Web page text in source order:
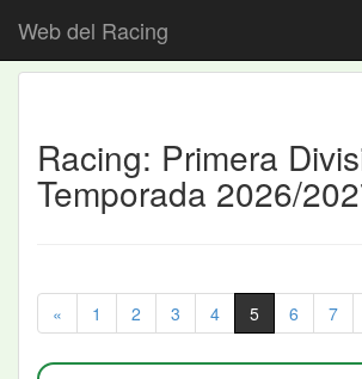
Web del Racing
Racing: Primera
Temporada 2026/
« 1 2 3 4 5 6 7